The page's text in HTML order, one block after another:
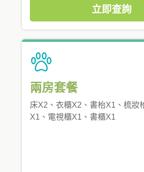
立即查詢
兩房套餐
床X2、衣櫃X2、書枱X1、梳妝
X1、電視櫃X1、書櫃X1